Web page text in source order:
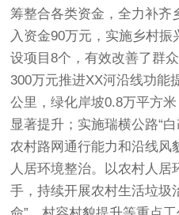
筹整合各类资金，全力补齐
入资金90万元，实施乡村
设项目8个，有效改善了群
300万元推进XX河沿线功能
公里，绿化岸坡0.8万平方
显著提升；实施瑞横公路“
农村路网通行能力和沿线风
人居环境整治。以农村人居
手，持续开展农村生活垃圾